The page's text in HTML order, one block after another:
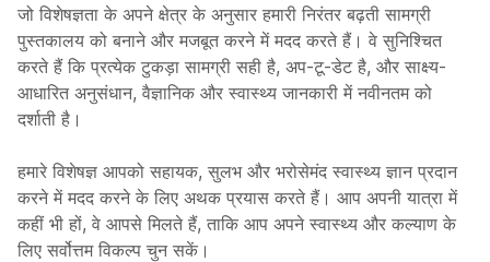
जो विशेषज्ञता के अपने क्षेत्र के अनुसार हमारी निरंतर बढ़ती सामग्री
पुस्तकालय को बनाने और मजबूत करने में मदद करते हैं। वे सुनिश्चित
करते हैं कि प्रत्येक टुकड़ा सामग्री सही है, अप-टू-डेट है, और साक्ष्य-
आधारित अनुसंधान, वैज्ञानिक और स्वास्थ्य जानकारी में नवीनतम को
दर्शाती है।
हमारे विशेषज्ञ आपको सहायक, सुलभ और भरोसेमंद स्वास्थ्य ज्ञान प्रदान
करने में मदद करने के लिए अथक प्रयास करते हैं। आप अपनी यात्रा में
कहीं भी हों, वे आपसे मिलते हैं, ताकि आप अपने स्वास्थ्य और कल्याण के
लिए सर्वोत्तम विकल्प चुन सकें।